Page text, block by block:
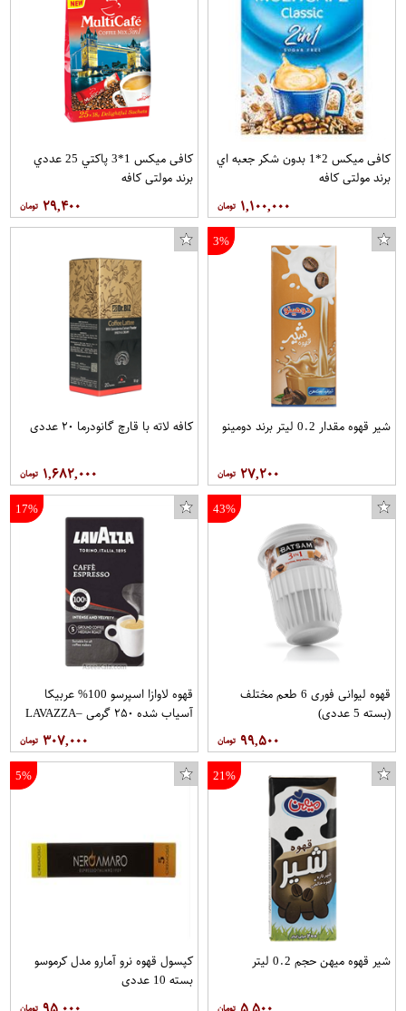
کافی میکس 2*1 بدون شکر جعبه اي
برند مولتی کافه
۱,۱۰۰,۰۰۰
کافی میکس 1*3 پاکتي 25 عددي
برند مولتی کافه
۲۹,۴۰۰
3%
شیر قهوه مقدار 0.2 لیتر برند دومینو
۲۷,۲۰۰
کافه لاته با قارچ گانودرما ۲۰ عددی
۱,۶۸۲,۰۰۰
43%
قهوه لیوانی فوری 6 طعم مختلف
(بسته 5 عددی)
۹۹,۵۰۰
17%
قهوه لاوازا اسپرسو 100% عربیکا
آسیاب شده ۲۵۰ گرمی –LAVAZZA
۳۰۷,۰۰۰
21%
شیر قهوه میهن حجم 0.2 لیتر
5%
کپسول قهوه نرو آمارو مدل کرموسو
بسته 10 عددی